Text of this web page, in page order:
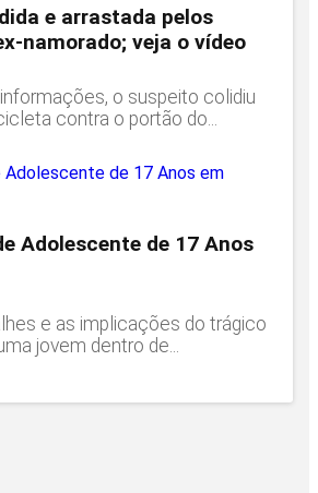
e arrastada pelos
namorado; veja o vídeo
o suspeito colidiu
contra o portão do...
Adolescente de 17 Anos
e as implicações do trágico
jovem dentro de...